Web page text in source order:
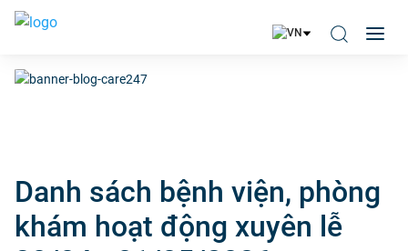
Danh sách bệnh viện, phòng
khám hoạt động xuyên lễ